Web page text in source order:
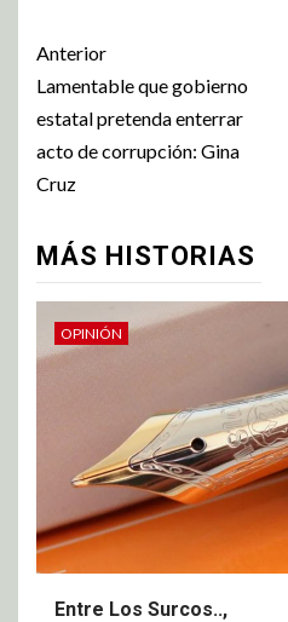
Anterior
Lamentable que gobierno
estatal pretenda enterrar
acto de corrupción: Gina
Cruz
MÁS HISTORIAS
OPINIÓN
Entre Los Surcos..,